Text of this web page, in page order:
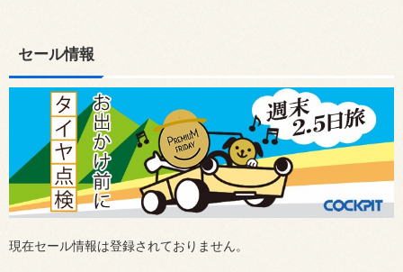
セール情報
現在セール情報は登録されておりません。